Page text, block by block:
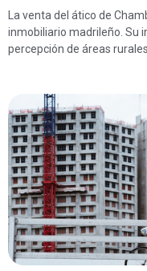
La venta del ático de
inmobiliario madrileño. Su
percepción de áreas